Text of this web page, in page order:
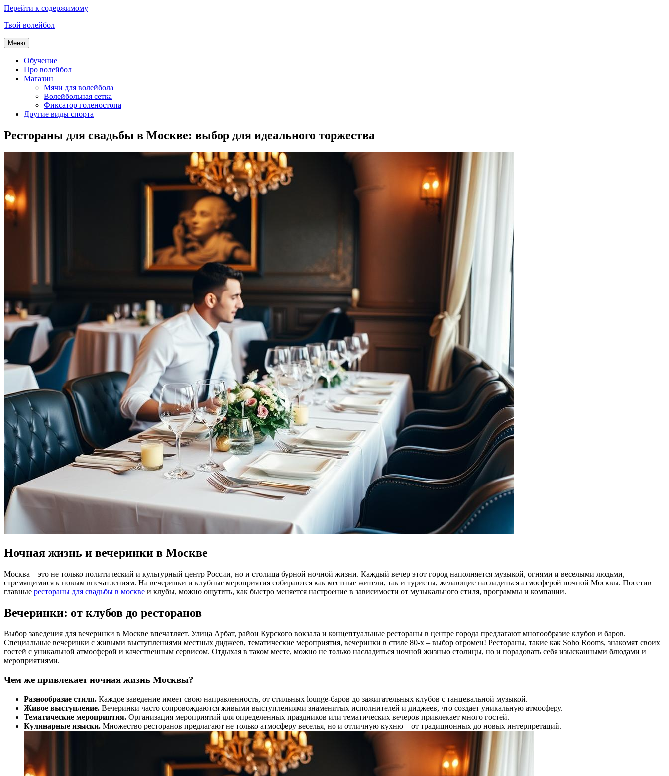
Перейти к содержимому
Твой волейбол
Меню
Обучение
Про волейбол
Магазин
Мячи для волейбола
Волейбольная сетка
Фиксатор голеностопа
Другие виды спорта
Рестораны для свадьбы в Москве: выбор для идеального торжества
Ночная жизнь и вечеринки в Москве
Москва – это не только политический и культурный центр России, но и столица бурной ночной жизни. Каждый вечер этот город наполняется музыкой, огнями и веселыми людьми,
стремящимися к новым впечатлениям. На вечеринки и клубные мероприятия собираются как местные жители, так и туристы, желающие насладиться атмосферой ночной Москвы. Посетив
главные рестораны для свадьбы в москве и клубы, можно ощутить, как быстро меняется настроение в зависимости от музыкального стиля, программы и компании.
Вечеринки: от клубов до ресторанов
Выбор заведения для вечеринки в Москве впечатляет. Улица Арбат, район Курского вокзала и концептуальные рестораны в центре города предлагают многообразие клубов и баров.
Специальные вечеринки с живыми выступлениями местных диджеев, тематические мероприятия, вечеринки в стиле 80-х – выбор огромен! Рестораны, такие как Soho Rooms, знакомят своих
гостей с уникальной атмосферой и качественным сервисом. Отдыхая в таком месте, можно не только насладиться ночной жизнью столицы, но и порадовать себя изысканными блюдами и
мероприятиями.
Чем же привлекает ночная жизнь Москвы?
Разнообразие стиля. Каждое заведение имеет свою направленность, от стильных lounge-баров до зажигательных клубов с танцевальной музыкой.
Живое выступление. Вечеринки часто сопровождаются живыми выступлениями знаменитых исполнителей и диджеев, что создает уникальную атмосферу.
Тематические мероприятия. Организация мероприятий для определенных праздников или тематических вечеров привлекает много гостей.
Кулинарные изыски. Множество ресторанов предлагают не только атмосферу веселья, но и отличную кухню – от традиционных до новых интерпретаций.